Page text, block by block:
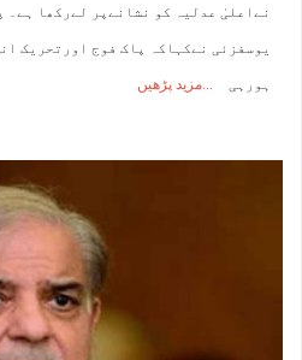
نےاعلیٰ عدلیہ کو نشانےپر لےرکھا ہے۔
یوسفزئی نےکہاکہ پاک فوج اورتحریک
ہورہی مزید پڑھیں